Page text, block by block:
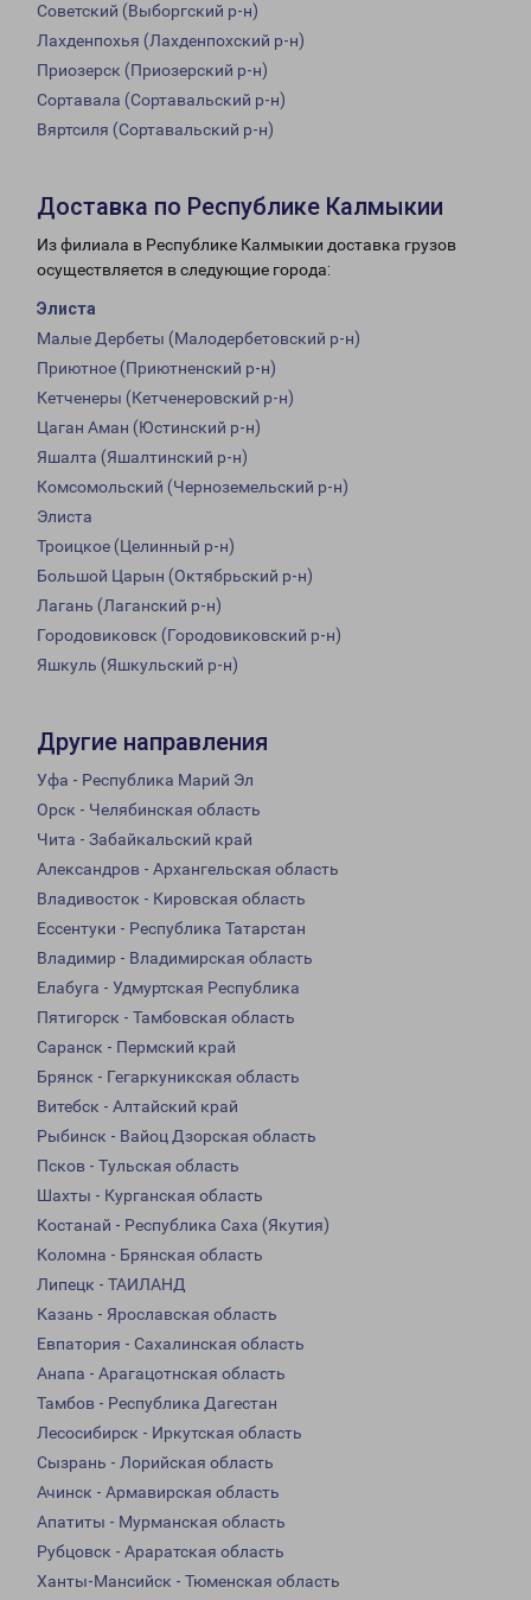
Советский (Выборгский р-н)
Лахденпохья (Лахденпохский р-н)
Приозерск (Приозерский р-н)
Сортавала (Сортавальский р-н)
Вяртсиля (Сортавальский р-н)
Доставка по Республике Калмыкии
Из филиала в Республике Калмыкии доставка грузов
осуществляется в следующие города:
Элиста
Малые Дербеты (Малодербетовский р-н)
Приютное (Приютненский р-н)
Кетченеры (Кетченеровский р-н)
Цаган Аман (Юстинский р-н)
Яшалта (Яшалтинский р-н)
Комсомольский (Черноземельский р-н)
Элиста
Троицкое (Целинный р-н)
Большой Царын (Октябрьский р-н)
Лагань (Лаганский р-н)
Городовиковск (Городовиковский р-н)
Яшкуль (Яшкульский р-н)
Другие направления
Уфа - Республика Марий Эл
Орск - Челябинская область
Чита - Забайкальский край
Александров - Архангельская область
Владивосток - Кировская область
Ессентуки - Республика Татарстан
Владимир - Владимирская область
Елабуга - Удмуртская Республика
Пятигорск - Тамбовская область
Саранск - Пермский край
Брянск - Гегаркуникская область
Витебск - Алтайский край
Рыбинск - Вайоц Дзорская область
Псков - Тульская область
Шахты - Курганская область
Костанай - Республика Саха (Якутия)
Коломна - Брянская область
Липецк - ТАИЛАНД
Казань - Ярославская область
Евпатория - Сахалинская область
Анапа - Арагацотнская область
Тамбов - Республика Дагестан
Лесосибирск - Иркутская область
Сызрань - Лорийская область
Ачинск - Армавирская область
Апатиты - Мурманская область
Рубцовск - Араратская область
Ханты-Мансийск - Тюменская область